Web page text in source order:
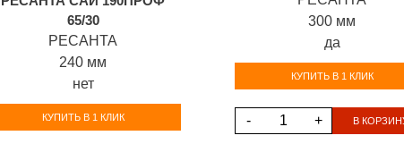
65/30
РЕСАНТА
240 мм
нет
КУПИТЬ В 1 КЛИК
300 мм
да
КУПИТЬ В 1 КЛИК
- + В